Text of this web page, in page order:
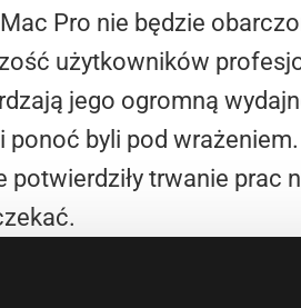
Pro nie będzie
użytkowników
jego ogromną
i ponoć byli pod
trwanie prac